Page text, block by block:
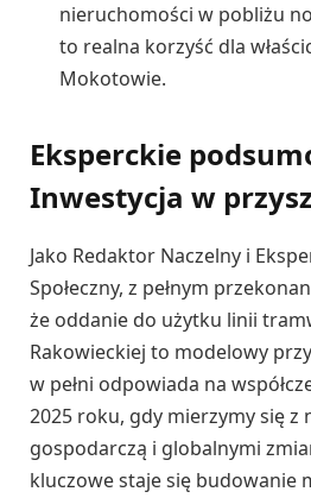
nieruchomości w pobliżu
to realna korzyść dla
Mokotowie.
Eksperckie
Inwestycja w
Jako Redaktor Naczelny i
Społeczny, z pełnym
że oddanie do użytku linii
Rakowieckiej to modelowy
w pełni odpowiada na
2025 roku, gdy mierzymy się z
gospodarczą i globalnymi
kluczowe staje się budowanie